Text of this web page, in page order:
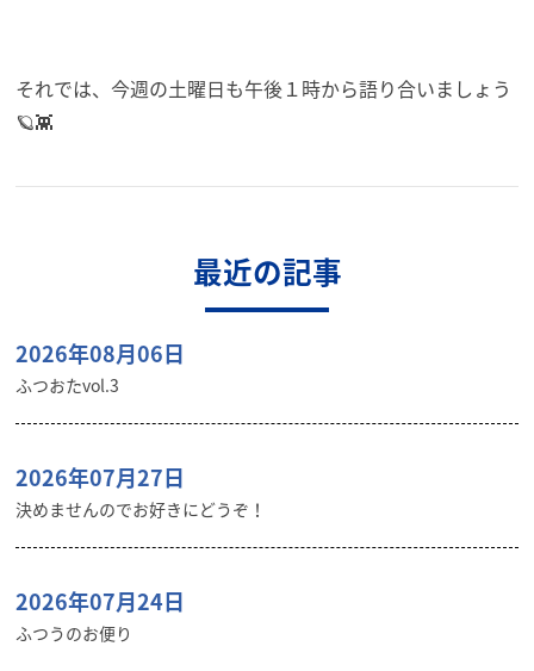
それでは、今週の土曜日も午後１時から語り合いましょう
🪐👾
最近の記事
2026年08月06日
ふつおたvol.3
2026年07月27日
決めませんのでお好きにどうぞ！
2026年07月24日
ふつうのお便り